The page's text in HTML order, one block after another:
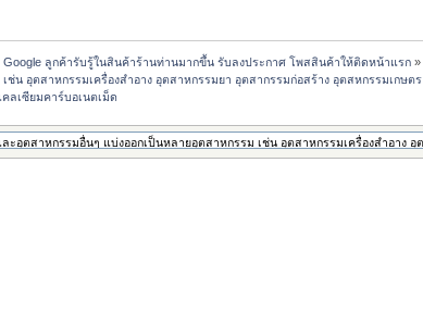
ลูกค้ารับรู้ในสินค้าร้านท่านมากขึ้น รับลงประกาศ โพสสินค้าให้ติดหน้าแรก »
น อุตสาหกรรมเครื่องสำอาง อุตสาหกรรมยา อุตสากรรมก่อสร้าง อุตสหกรรมเกษตร
ลเซียมคาร์บอเนตเม็ด